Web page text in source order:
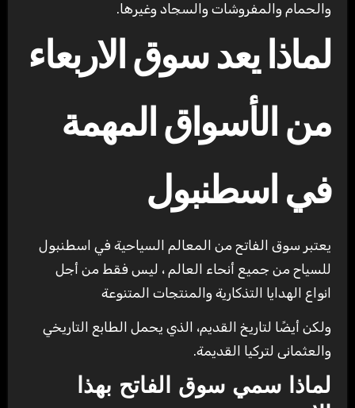
والحمام والمفروشات والسجاد وغيرها.
لماذا يعد سوق الاربعاء
من الأسواق المهمة
في اسطنبول
يعتبر سوق الفاتح من المعالم السياحية في اسطنبول
للسياح من جميع أنحاء العالم ، ليس فقط من أجل
انواع الهدايا التذكارية والمنتجات المتنوعة
ولكن أيضًا لتاريخ القديم، الذي يحمل الطابع التاريخي
والعثمانى لتركيا القديمة.
لماذا سمي سوق الفاتح بهذا